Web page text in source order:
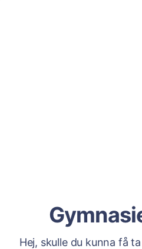
Hej, skulle du kunna få